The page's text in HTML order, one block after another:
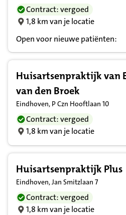
Contract: vergoed
1,8 km van je locatie
Open voor nieuwe patiënten:
Huisartsenpraktijk van
van den Broek
Eindhoven, P Czn Hooftlaan 10
Contract: vergoed
1,8 km van je locatie
Huisartsenpraktijk Plus
Eindhoven, Jan Smitzlaan 7
Contract: vergoed
1,8 km van je locatie